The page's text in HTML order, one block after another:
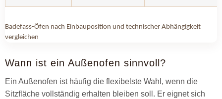
Badefass-Öfen nach Einbauposition und technischer Abhängigkeit
vergleichen
Wann ist ein Außenofen sinnvoll?
Ein Außenofen ist häufig die flexibelste Wahl, wenn die
Sitzfläche vollständig erhalten bleiben soll. Er eignet sich